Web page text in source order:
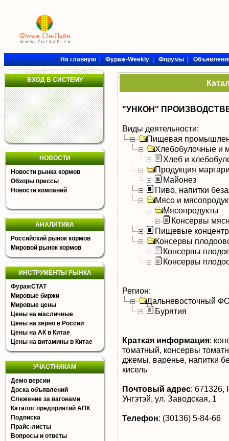
На главную|Фураж-Weekly|Форумы|
ВХОД В СИСТЕМУ
НОВОСТИ
Новости рынка кормов
Обзоры прессы
Новости компаний
АНАЛИТИКА
Российский рынок кормов
Мировой рынок кормов
ИНСТРУМЕНТЫ РЫНКА
ФуражСТАТ
Мировые биржи
Мировые цены
Цены на масличные
Цены на зерно в России
Цены на АК в Китае
Цены на витамины в Китае
УЧАСТНИКАМ
Демо версии
Доска объявлений
Слежение за вагонами
Каталог предприятий АПК
Подписка
Прайс-листы
Вопросы и ответы
"УНКОН"
Виды деятельности:
Пищевая
Хлебобулочные и
Хлеб и
Продукция
Майонез
Пиво, напитки
Мясо и
Мясопродукты
Консервы
Пищевые
Консервы
Консервы
Консервы
Регион:
Дальневосточный
Бурятия
Краткая информация:
томатный, консервы
джемы, варенье, напитки
кисель
Почтовый адрес: 671326,
Унгэтэй, ул. Заводская, 1
Телефон: (30136) 5-84-66